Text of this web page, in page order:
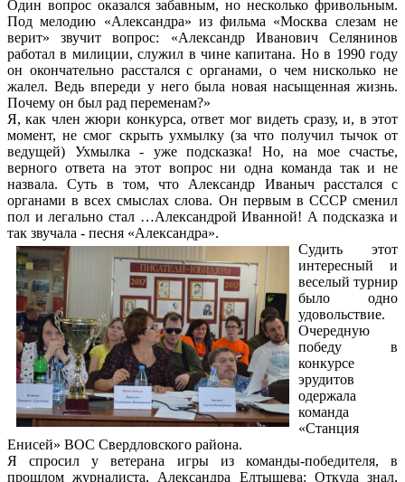
Один вопрос оказался забавным, но несколько фривольным.
Под мелодию «Александра» из фильма «Москва слезам не
верит» звучит вопрос: «Александр Иванович Селянинов
работал в милиции, служил в чине капитана. Но в 1990 году
он окончательно расстался с органами, о чем нисколько не
жалел. Ведь впереди у него была новая насыщенная жизнь.
Почему он был рад переменам?»
Я, как член жюри конкурса, ответ мог видеть сразу, и, в этот
момент, не смог скрыть ухмылку (за что получил тычок от
ведущей) Ухмылка - уже подсказка! Но, на мое счастье,
верного ответа на этот вопрос ни одна команда так и не
назвала. Суть в том, что Александр Иваныч расстался с
органами в всех смыслах слова. Он первым в СССР сменил
пол и легально стал …Александрой Иванной! А подсказка и
так звучала - песня «Александра».
Судить этот
интересный и
веселый турнир
было одно
удовольствие.
Очередную
победу в
конкурсе
эрудитов
одержала
команда
«Станция
Енисей» ВОС Свердловского района.
Я спросил у ветерана игры из команды-победителя, в
прошлом журналиста, Александра Елтышева: Откуда знал,